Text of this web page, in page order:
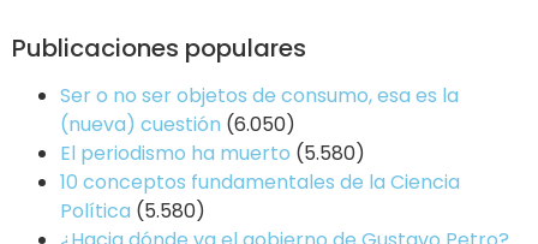
Publicaciones populares
Ser o no ser objetos de consumo, esa es la
(nueva) cuestión (6.050)
El periodismo ha muerto (5.580)
10 conceptos fundamentales de la Ciencia
Política (5.580)